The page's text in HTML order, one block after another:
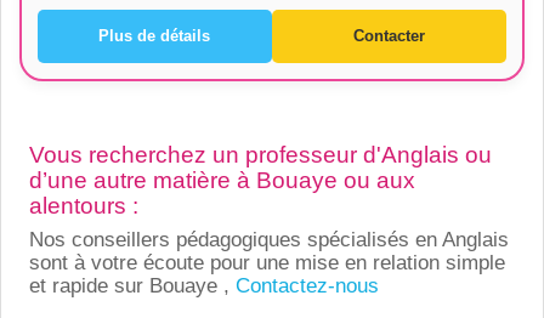
Plus de détails Contacter
Vous recherchez un professeur d'Anglais ou
d’une autre matière à Bouaye ou aux
alentours :
Nos conseillers pédagogiques spécialisés en Anglais
sont à votre écoute pour une mise en relation simple
et rapide sur Bouaye , Contactez-nous